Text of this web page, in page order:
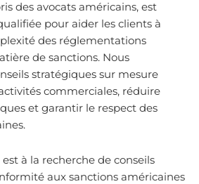
des avocats américains, est
pour aider les clients à
des réglementations
de sanctions. Nous
stratégiques sur mesure
commerciales, réduire
et garantir le respect des
à la recherche de conseils
aux sanctions américaines